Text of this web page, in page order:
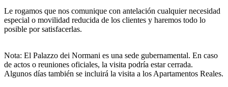
Le rogamos que nos comunique con antelación cualquier necesidad
especial o movilidad reducida de los clientes y haremos todo lo
posible por satisfacerlas.
Nota: El Palazzo dei Normani es una sede gubernamental. En caso
de actos o reuniones oficiales, la visita podría estar cerrada.
Algunos días también se incluirá la visita a los Apartamentos Reales.